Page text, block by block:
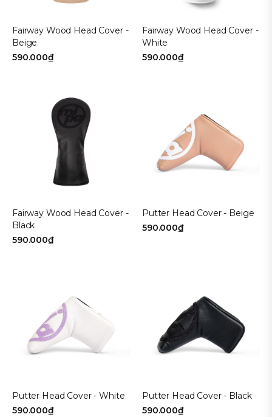
Fairway Wood Head Cover -
Beige
590.000₫
Fairway Wood Head Cover -
White
590.000₫
Fairway Wood Head Cover -
Black
590.000₫
Putter Head Cover - Beige
590.000₫
Putter Head Cover - White
590.000₫
Putter Head Cover - Black
590.000₫